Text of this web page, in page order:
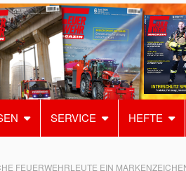
SERVICE HEFTE
FEUERWEHRLEUTE EIN